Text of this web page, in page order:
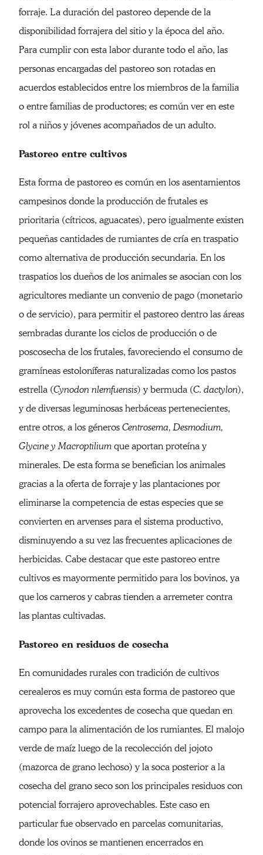
forraje. La duración del pastoreo depende de la
disponibilidad forrajera del sitio y la época del año.
Para cumplir con esta labor durante todo el año, las
personas encargadas del pastoreo son rotadas en
acuerdos establecidos entre los miembros de la familia
o entre familias de productores; es común ver en este
rol a niños y jóvenes acompañados de un adulto.
Pastoreo entre cultivos
Esta forma de pastoreo es común en los asentamientos
campesinos donde la producción de frutales es
prioritaria (cítricos, aguacates), pero igualmente existen
pequeñas cantidades de rumiantes de cría en traspatio
como alternativa de producción secundaria. En los
traspatios los dueños de los animales se asocian con los
agricultores mediante un convenio de pago (monetario
o de servicio), para permitir el pastoreo dentro las áreas
sembradas durante los ciclos de producción o de
poscosecha de los frutales, favoreciendo el consumo de
gramíneas estoloníferas naturalizadas como los pastos
estrella (Cynodon nlemfuensis) y bermuda (C. dactylon),
y de diversas leguminosas herbáceas pertenecientes,
entre otros, a los géneros Centrosema, Desmodium,
Glycine y Macroptilium que aportan proteína y
minerales. De esta forma se benefician los animales
gracias a la oferta de forraje y las plantaciones por
eliminarse la competencia de estas especies que se
convierten en arvenses para el sistema productivo,
disminuyendo a su vez las frecuentes aplicaciones de
herbicidas. Cabe destacar que este pastoreo entre
cultivos es mayormente permitido para los bovinos, ya
que los carneros y cabras tienden a arremeter contra
las plantas cultivadas.
Pastoreo en residuos de cosecha
En comunidades rurales con tradición de cultivos
cerealeros es muy común esta forma de pastoreo que
aprovecha los excedentes de cosecha que quedan en
campo para la alimentación de los rumiantes. El malojo
verde de maíz luego de la recolección del jojoto
(mazorca de grano lechoso) y la soca posterior a la
cosecha del grano seco son los principales residuos con
potencial forrajero aprovechables. Este caso en
particular fue observado en parcelas comunitarias,
donde los ovinos se mantienen encerrados en